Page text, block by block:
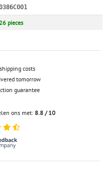
26 pieces
costs
tomorrow
guarantee
ons met:8.8 / 10